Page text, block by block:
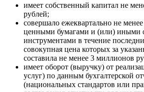
имеет собственный капитал не
рублей;
совершало ежеквартально не
ценными бумагами и (или) иными
инструментами в течение
совокупная цена которых за
составила не менее 3 миллионов
имеет оборот (выручку) от
услуг) по данным бухгалтерской
(национальных стандартов или